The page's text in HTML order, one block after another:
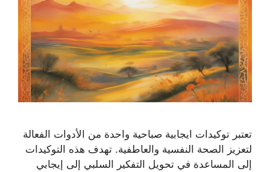
تعتبر توكيدات ايجابية صباحية واحدة من الأدوات الفعالة
لتعزيز الصحة النفسية والعاطفية. تهدف هذه التوكيدات
إلى المساعدة في تحويل التفكير السلبي إلى إيجابي